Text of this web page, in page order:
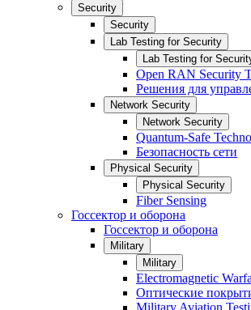
Security
Security
Lab Testing for Security
Lab Testing for
Open RAN Security
Решения для
Network Security
Network Security
Quantum-Safe
Безопасность сети
Physical Security
Physical Security
Fiber Sensing
Госсектор и оборона
Госсектор и оборона
Military
Military
Electromagnetic
Оптические